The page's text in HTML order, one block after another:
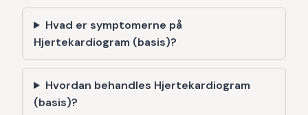
Hvad er symptomerne på
Hjertekardiogram (basis)?
Hvordan behandles Hjertekardiogram
(basis)?